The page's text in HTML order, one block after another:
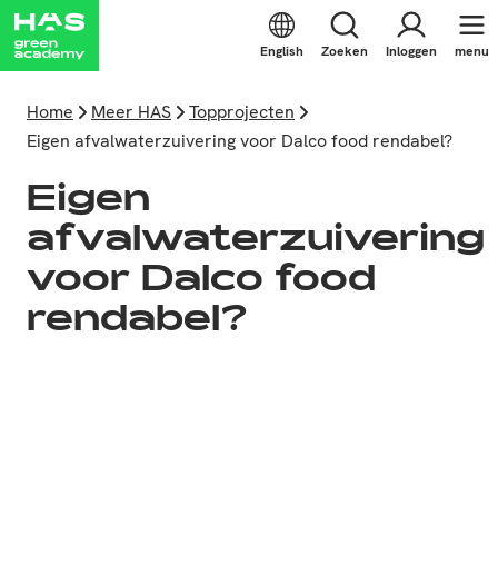
English Zoeken Inloggen menu
Home Meer HAS
Topprojecten
Eigen afvalwaterzuivering voor Dalco food rendabel?
Eigen
afvalwaterzuivering
voor Dalco food
rendabel?